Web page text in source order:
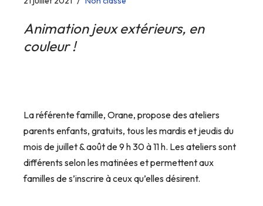
Animation jeux extérieurs, en
couleur !
La référente famille, Orane, propose des ateliers
parents enfants, gratuits, tous les mardis et jeudis du
mois de juillet & août de 9 h 30 à 11 h. Les ateliers sont
différents selon les matinées et permettent aux
familles de s’inscrire à ceux qu’elles désirent.